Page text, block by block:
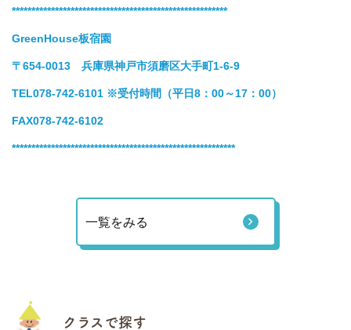
クラスで探す
*******************************************************
GreenHouse板宿園
〒654-0013 兵庫県神戸市須磨区大手町1-6-9
TEL078-742-6101 ※受付時間（平日8：00～17：00）
FAX078-742-6102
*********************************************************
一覧をみる